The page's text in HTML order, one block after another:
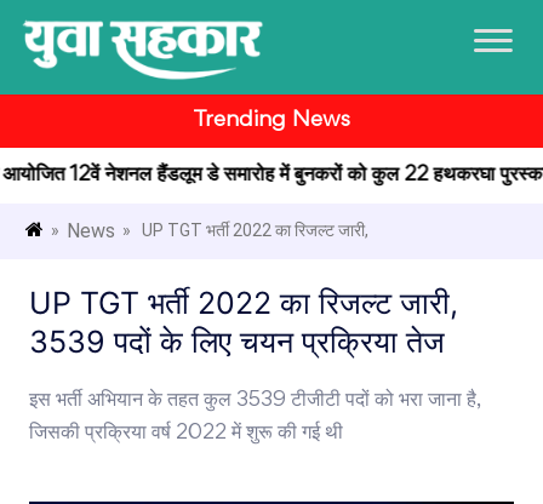
Trending News
12वें नेशनल हैंडलूम डे समारोह में बुनकरों को कुल 22 हथकरघा पुरस्कार
» News » UP TGT भर्ती 2022 का रिजल्ट जारी,
UP TGT भर्ती 2022 का रिजल्ट जारी,
3539 पदों के लिए चयन प्रक्रिया तेज
इस भर्ती अभियान के तहत कुल 3539 टीजीटी पदों को भरा जाना है,
जिसकी प्रक्रिया वर्ष 2022 में शुरू की गई थी